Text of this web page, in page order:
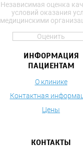
Независимая оценка
условий оказания
медицинскими
Оценить
ИНФОРМАЦИЯ
ПАЦИЕНТАМ
О клинике
Контактная
Цены
КОНТАКТЫ